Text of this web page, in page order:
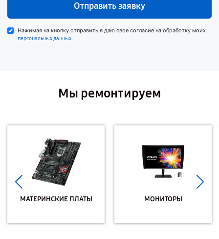
Отправить заявку
Нажимая на кнопку отправить я даю свое согласие на обработку моих
персональных данных.
Мы ремонтируем
МАТЕРИНСКИЕ ПЛАТЫ МОНИТОРЫ